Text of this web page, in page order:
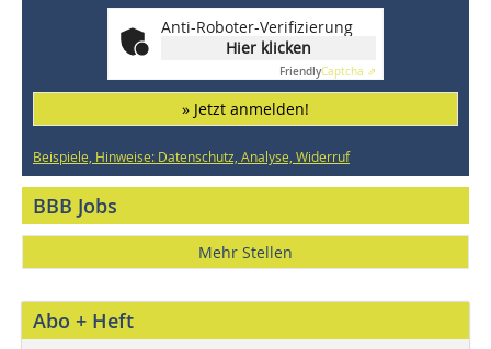
Anti-Roboter-Verifizierung
Hier klicken
FriendlyCaptcha ⇗
» Jetzt anmelden!
Beispiele, Hinweise: Datenschutz, Analyse, Widerruf
BBB Jobs
Mehr Stellen
Abo + Heft